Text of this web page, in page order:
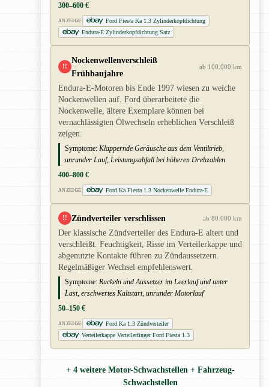
300–600 €
ANZEIGE
Ford Fiesta Ka 1.3 Zylinderkopfdichtung
Endura-E Zylinderkopfdichtung Satz
!!
Nockenwellenverschleiß
Frühbaujahre
ab 100.000 km
Endura-E-Motoren bis Ende 1997 wiesen zu weiche
Nockenwellen auf. Ford überarbeitete die
Nockenwelle, ältere Exemplare können bei
vernachlässigten Ölwechseln erheblichen Verschleiß
zeigen.
Symptome: Klappernde Geräusche aus dem Ventiltrieb,
unrunder Lauf, Leistungsabfall bei höheren Drehzahlen
400–800 €
ANZEIGE Ford Ka Fiesta 1.3 Nockenwelle Endura-E
!! Zündverteiler verschlissen ab 80.000 km
Der klassische Zündverteiler des Endura-E altert und
verschleißt. Feuchtigkeit, Risse im Verteilerkappe und
abgenutzte Kontakte führen zu Zündaussetzern.
Regelmäßiger Wechsel empfehlenswert.
Symptome: Ruckeln und Aussetzer im Leerlauf und unter
Last, erschwertes Kaltstart, unrunder Motorlauf
50–150 €
ANZEIGE
Ford Ka 1.3 Zündverteiler
Verteilerkappe Verteilerfinger Ford Fiesta 1.3
+ 4 weitere Motor-Schwachstellen + Fahrzeug-
Schwachstellen